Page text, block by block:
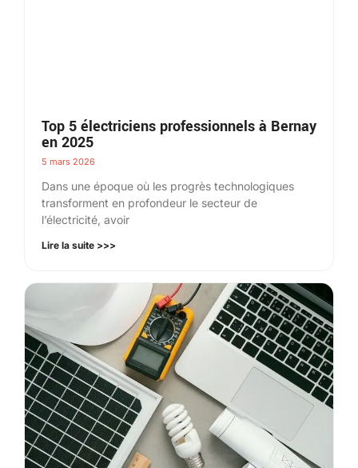
Top 5 électriciens professionnels à Bernay
en 2025
5 mars 2026
Dans une époque où les progrès technologiques
transforment en profondeur le secteur de
l’électricité, avoir
Lire la suite >>>